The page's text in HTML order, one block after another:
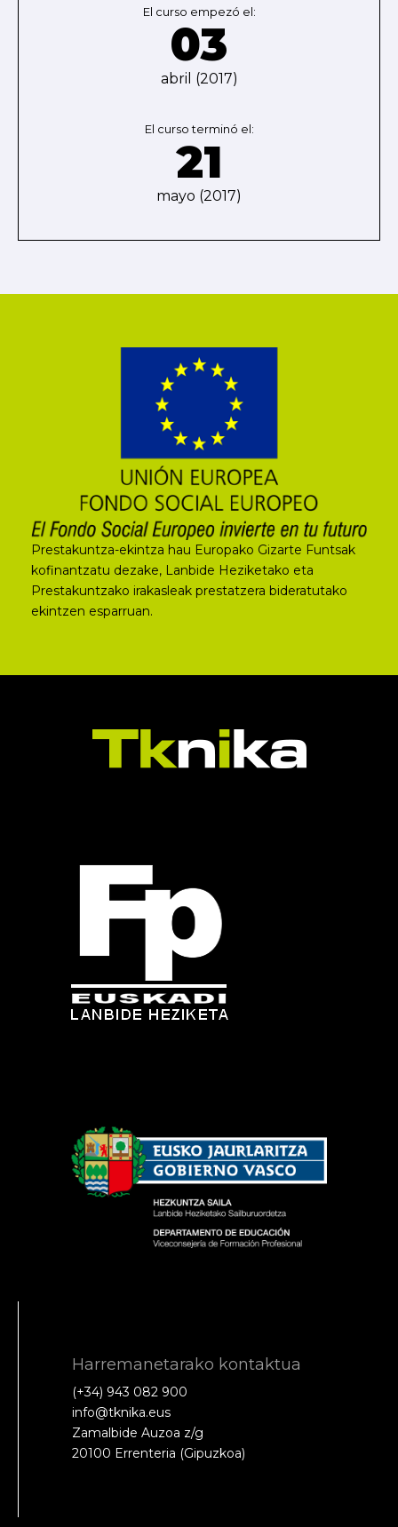
El curso empezó el:
03
abril (2017)
El curso terminó el:
21
mayo (2017)
Prestakuntza-ekintza hau Europako Gizarte Funtsak
kofinantzatu dezake, Lanbide Heziketako eta
Prestakuntzako irakasleak prestatzera bideratutako
ekintzen esparruan.
Harremanetarako kontaktua
(+34) 943 082 900
info@tknika.eus
Zamalbide Auzoa z/g
20100 Errenteria (Gipuzkoa)